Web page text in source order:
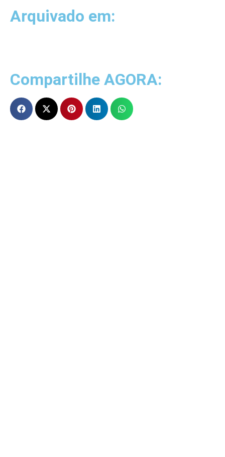
Arquivado em:
Compartilhe AGORA: